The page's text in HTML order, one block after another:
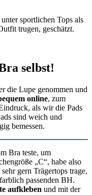
sportlichen Tops als
trugen, geschätzt.
selbst!
die Lupe genommen und
online, zum
als wir die Pads
sind weich und
bemessen.
Bra teste, um
„C“, habe also
gern Trägertops trage,
passenden BH.
aufkleben und mit der